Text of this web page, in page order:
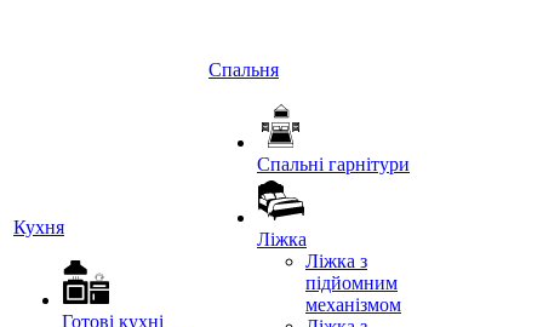
Кухня
Готові кухні
Спальня
Спальні гарнітури
Ліжка
Ліжка з
підйомним
механізмом